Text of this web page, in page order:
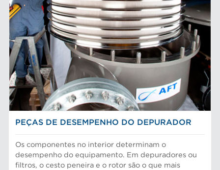
PEÇAS DE DESEMPENHO DO DEPURADOR
Os componentes no interior determinam o
desempenho do equipamento. Em depuradores ou
filtros, o cesto peneira e o rotor são o que mais